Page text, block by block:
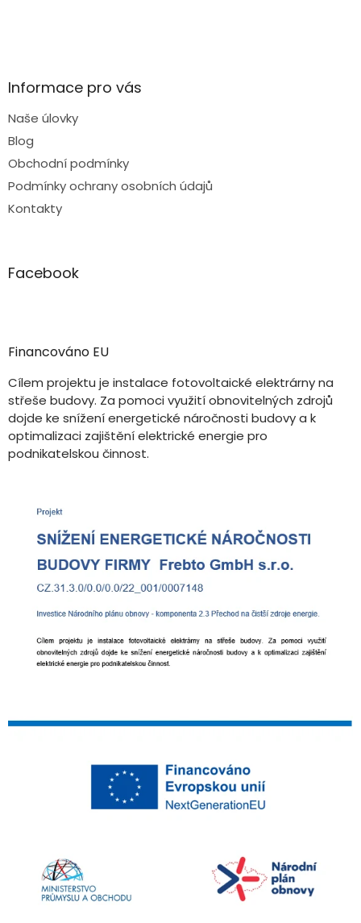
Informace pro vás
Naše úlovky
Blog
Obchodní podmínky
Podmínky ochrany osobních údajů
Kontakty
Facebook
Financováno EU
Cílem projektu je instalace fotovoltaické elektrárny na
střeše budovy. Za pomoci využití obnovitelných zdrojů
dojde ke snížení energetické náročnosti budovy a k
optimalizaci zajištění elektrické energie pro
podnikatelskou činnost.